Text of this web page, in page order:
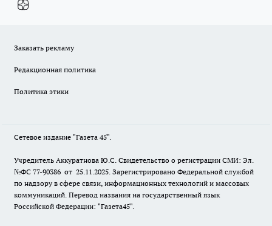
Заказать рекламу
Редакционная политика
Политика этики
Сетевое издание "Газета 45".
Учредитель Аккуратнова Ю.С. Свидетельство о регистрации СМИ: Эл.
№ФС 77-90386 от 25.11.2025. Зарегистрировано Федеральной службой
по надзору в сфере связи, информационных технологий и массовых
коммуникаций. Перевод названия на государственный язык
Российской Федерации: "Газета45".